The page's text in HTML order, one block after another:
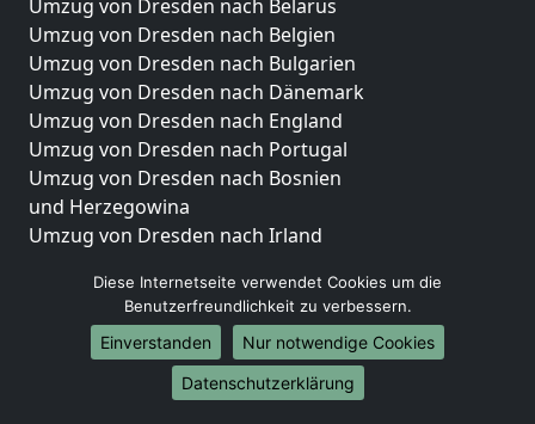
Umzug von Dresden nach Belarus
Umzug von Dresden nach Belgien
Umzug von Dresden nach Bulgarien
Umzug von Dresden nach Dänemark
Umzug von Dresden nach England
Umzug von Dresden nach Portugal
Umzug von Dresden nach Bosnien
und Herzegowina
Umzug von Dresden nach Irland
Umzug von Dresden nach Zypern
Umzug von Dresden nach Kroatien
Umzug von Dresden nach Estland
Umzug von Dresden nach Finnland
Umzug von Dresden nach Frankreich
Diese Internetseite verwendet Cookies um die
Benutzerfreundlichkeit zu verbessern.
Einverstanden
Nur notwendige Cookies
Datenschutzerklärung